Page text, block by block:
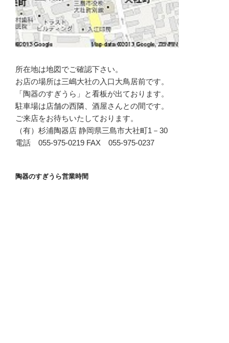
所在地は地図でご確認下さい。
お店の場所は三嶋大社の入口大鳥居前です。
「陶器のすぎうら」と看板が出ております。
駐車場は店舗の西隣、酒屋さんとの間です。
ご来店をお待ちいたしております。
（有）杉浦陶器店 静岡県三島市大社町1－30
電話 055-975-0219 FAX 055-975-0237
陶器のすぎうら営業時間